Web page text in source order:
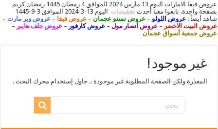
عروض فيفا الامارات اليوم 13 مارس 2024 الموافق 4 رمضان 1445 رمضان كريم
بصفحة واحدة. تابعوا معنا أحدث تخفيضات اليوم 13-3-2024 الموافق 3-9-1445
شاهد أيضاً : عروض اللولو – عروض نستو عجمان – عروض فيفا – عروض وير مارت –
عروض البيت الاخضر – عروض أنصار مول – عروض كارفور – عروض جلف هايبر –
عروض جمعية أسواق عجمان
غير موجود !
المعذرة ولكن الصفحة المطلوبة غير موجودة .. حاول إستخدام محرك البحث .